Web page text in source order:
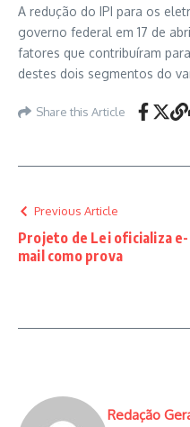
A redução do IPI para os
governo federal em 17 de
fatores que contribuíram
destes dois segmentos do
Share this Article
Previous Article
Projeto de Lei oficializa e-
mail como prova
Redação